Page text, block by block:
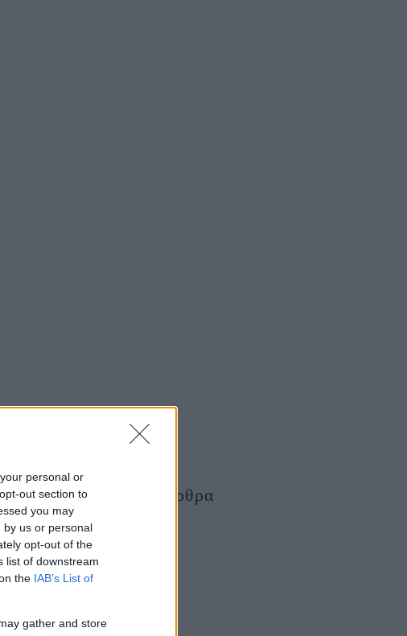
personal or
out section to
you may
by us or personal
opt-out of the
list of downstream
the IAB’s List of
gather and store
και
να
Τελευταία Άρθρα